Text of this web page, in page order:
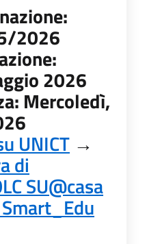
2026
2026
Mercoledì,
UNICT →
di
SU@casa